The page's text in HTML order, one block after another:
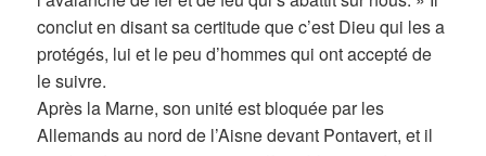
conclut en disant sa certitude que c’est Dieu qui les a
protégés, lui et le peu d’hommes qui ont accepté de
le suivre.
Après la Marne, son unité est bloquée par les
Allemands au nord de l’Aisne devant Pontavert, et il